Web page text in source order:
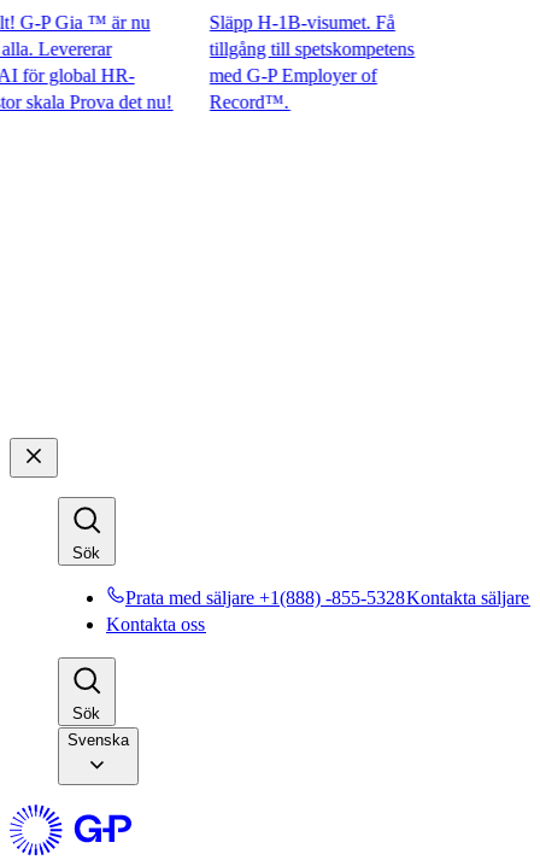
P Gia ™ är nu
global HR-
Prova det nu!​​
Släpp H-1B-visumet. Få
tillgång till spetskompetens
med G-P Employer of
Record™.​​
Sök​​
Prata med säljare +1(888) -855-5328​​Kontakta säljare​​
Kontakta oss​​
Sök​​
Svenska